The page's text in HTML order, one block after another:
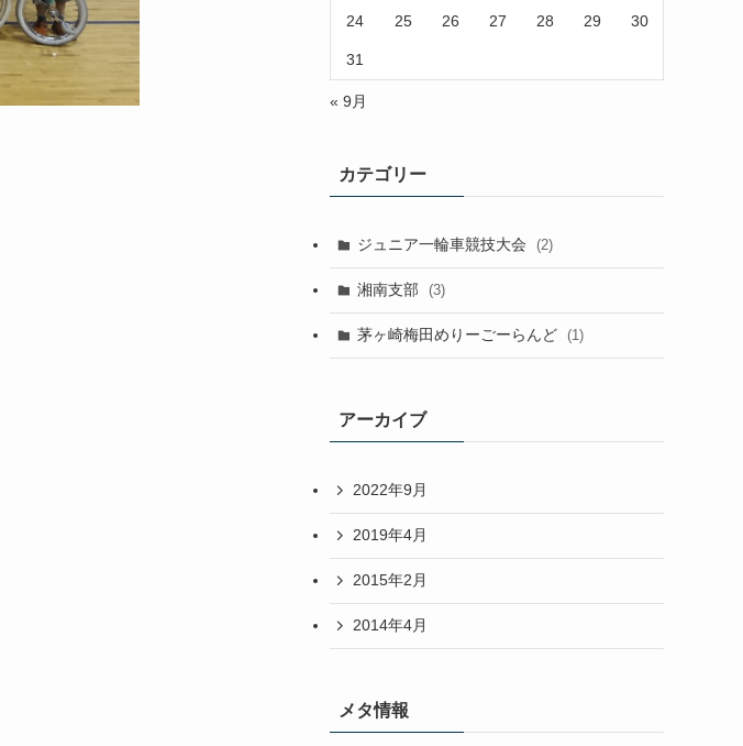
24 25 26 27 28 29 30
31
« 9月
カテゴリー
ジュニア一輪車競技大会 (2)
湘南支部 (3)
茅ヶ崎梅田めりーごーらんど (1)
アーカイブ
2022年9月
2019年4月
2015年2月
2014年4月
メタ情報